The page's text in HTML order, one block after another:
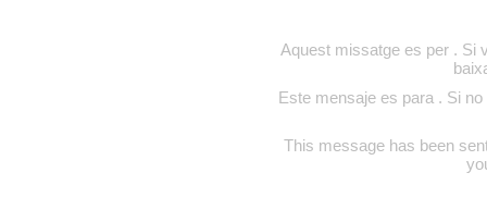
Aquest missatge es per . Si
Este mensaje es para . Si
This message has been